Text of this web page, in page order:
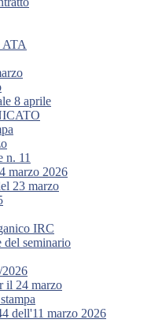
ATA
8 aprile
n. 11
marzo 2026
23 marzo
IRC
del seminario
il 24 marzo
dell'11 marzo 2026